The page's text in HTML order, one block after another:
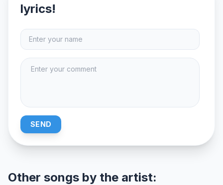
lyrics!
SEND
Other songs by the artist: